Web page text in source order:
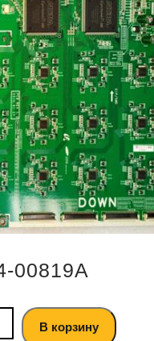
00819A
В корзину